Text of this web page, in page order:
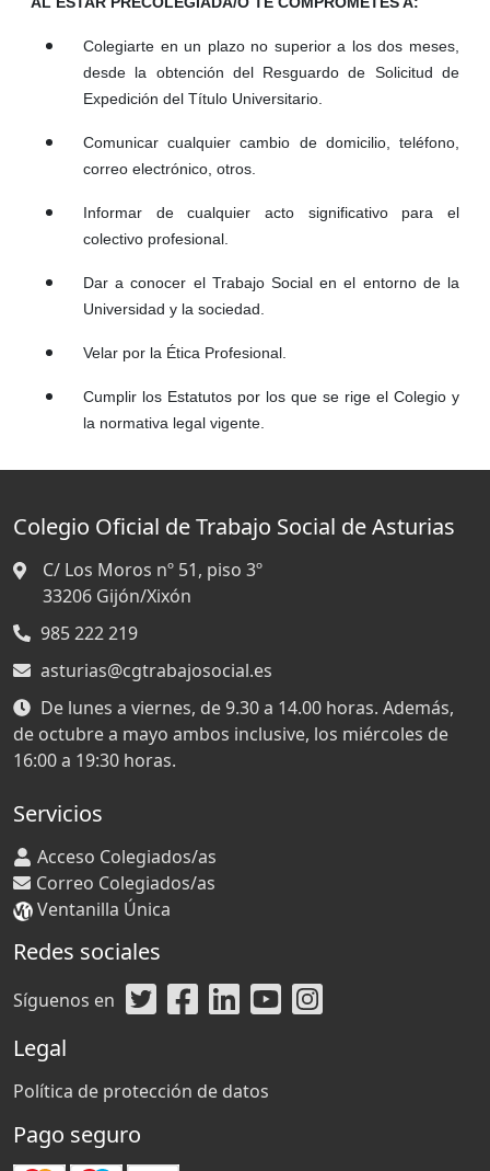
Colegiarte en un plazo no superior a los dos meses,
desde la obtención del Resguardo de Solicitud de
Expedición del Título Universitario.
Comunicar cualquier cambio de domicilio, teléfono,
correo electrónico, otros.
Informar de cualquier acto significativo para el
colectivo profesional.
Dar a conocer el Trabajo Social en el entorno de la
Universidad y la sociedad.
Velar por la Ética Profesional.
Cumplir los Estatutos por los que se rige el Colegio y
la normativa legal vigente.
Colegio Oficial de Trabajo Social de Asturias
C/ Los Moros nº 51, piso 3º
33206 Gijón/Xixón
985 222 219
asturias@cgtrabajosocial.es
De lunes a viernes, de 9.30 a 14.00 horas. Además,
de octubre a mayo ambos inclusive, los miércoles de
16:00 a 19:30 horas.
Servicios
Acceso Colegiados/as
Correo Colegiados/as
Ventanilla Única
Redes sociales
Síguenos en
Legal
Política de protección de datos
Pago seguro